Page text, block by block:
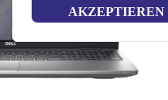
AKZEPTIEREN